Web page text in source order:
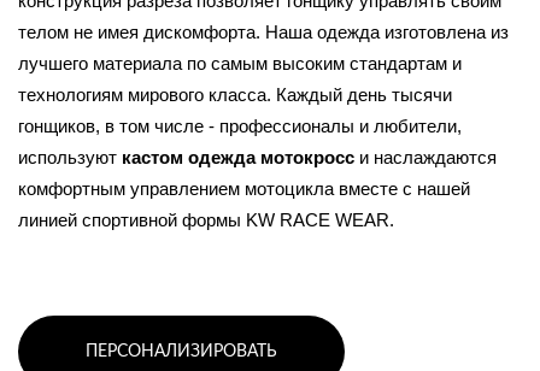
телом не имея дискомфорта. Наша одежда изготовлена из
лучшего материала по самым высоким стандартам и
технологиям мирового класса. Каждый день тысячи
гонщиков, в том числе - профессионалы и любители,
используют кастом одежда мотокросс и наслаждаются
комфортным управлением мотоцикла вместе с нашей
линией спортивной формы KW RACE WEAR.
ПЕРСОНАЛИЗИРОВАТЬ